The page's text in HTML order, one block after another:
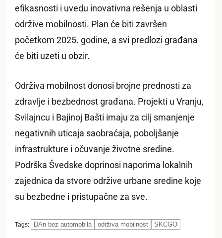
efikasnosti i uvedu inovativna rešenja u oblasti
održive mobilnosti. Plan će biti završen
početkom 2025. godine, a svi predlozi građana
će biti uzeti u obzir.
Održiva mobilnost donosi brojne prednosti za
zdravlje i bezbednost građana. Projekti u Vranju,
Svilajncu i Bajinoj Bašti imaju za cilj smanjenje
negativnih uticaja saobraćaja, poboljšanje
infrastrukture i očuvanje životne sredine.
Podrška Švedske doprinosi naporima lokalnih
zajednica da stvore održive urbane sredine koje
su bezbedne i pristupačne za sve.
Tags: DAn bez automobila održiva mobilnost SKCGO